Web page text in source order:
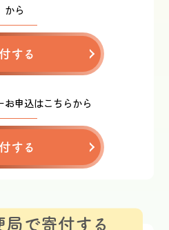
から
する
お申込はこちらから
する
で寄付する